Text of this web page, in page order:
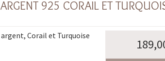
925 CORAIL ET
Corail et Turquoise